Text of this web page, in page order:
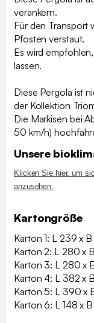
verankern.
Für den Transport
Pfosten verstaut.
Es wird
lassen.
Diese Pergola ist
der Kollektion
Die Markisen bei
50 km/h)
Unsere
Klicken Sie hier, um
anzusehen.
Kartongröße
Karton 1: L 239 x
Karton 2: L 280 x
Karton 3: L 280 x
Karton 4: L 382 x
Karton 5: L 390 x
Karton 6: L 148 x